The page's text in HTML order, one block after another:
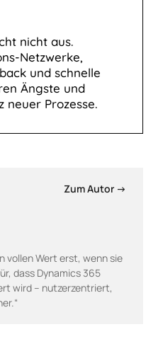
nicht aus.
Netzwerke,
und schnelle
Ängste und
neuer Prozesse.
Zum Autor →
vollen Wert erst, wenn sie
dass Dynamics 365
wird – nutzerzentriert,